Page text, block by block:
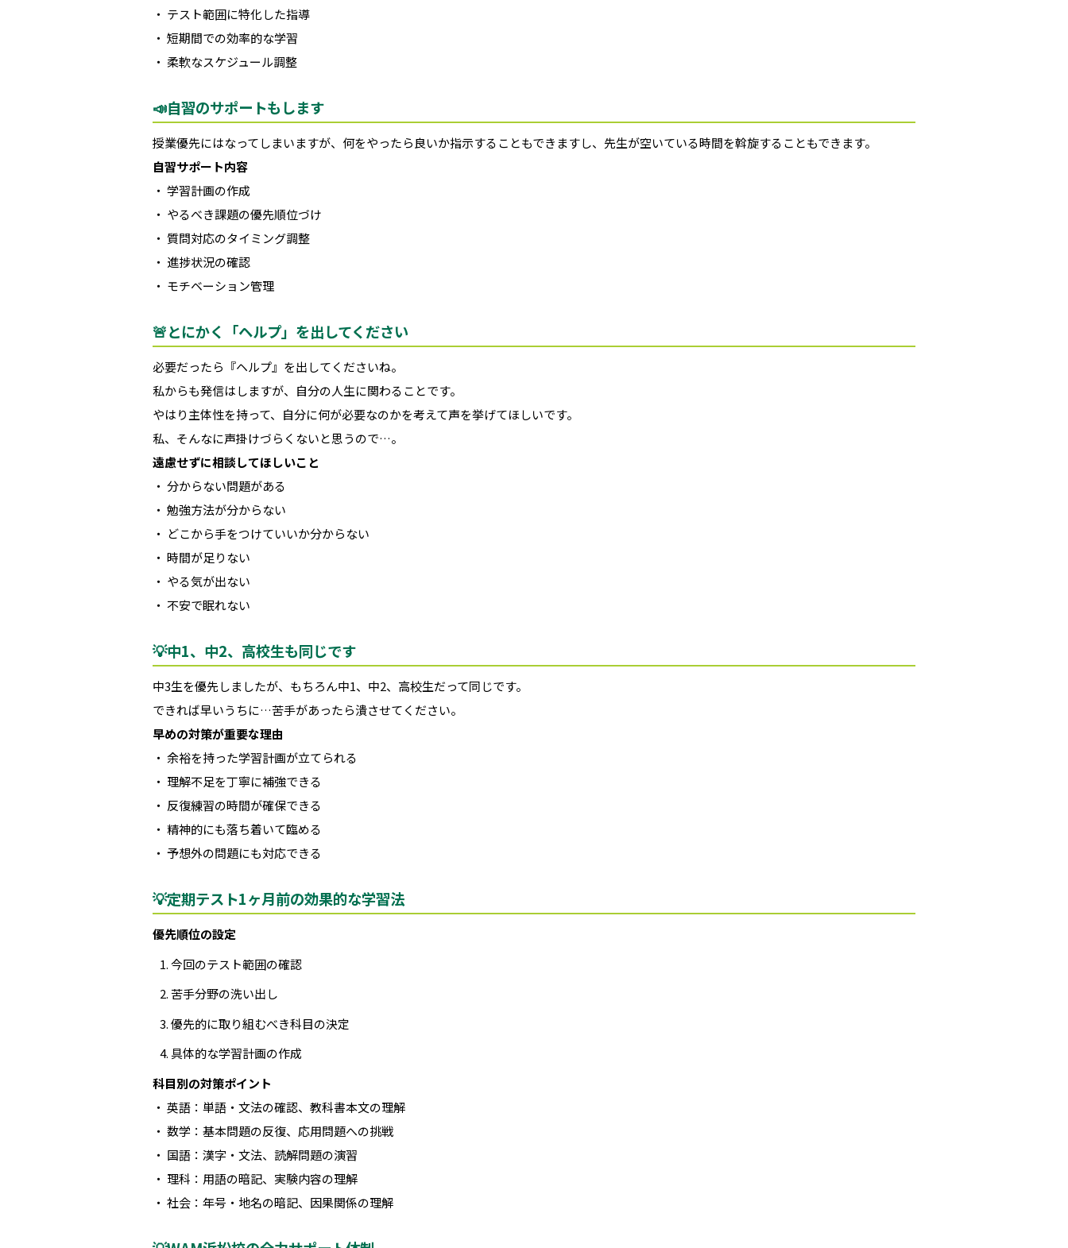
・ テスト範囲に特化した指導
・ 短期間での効率的な学習
・ 柔軟なスケジュール調整
📣自習のサポートもします
授業優先にはなってしまいますが、何をやったら良いか指示することもできますし、先生が空いている時間を斡旋することもできます。
自習サポート内容
・ 学習計画の作成
・ やるべき課題の優先順位づけ
・ 質問対応のタイミング調整
・ 進捗状況の確認
・ モチベーション管理
🚨とにかく「ヘルプ」を出してください
必要だったら『ヘルプ』を出してくださいね。
私からも発信はしますが、自分の人生に関わることです。
やはり主体性を持って、自分に何が必要なのかを考えて声を挙げてほしいです。
私、そんなに声掛けづらくないと思うので…。
遠慮せずに相談してほしいこと
・ 分からない問題がある
・ 勉強方法が分からない
・ どこから手をつけていいか分からない
・ 時間が足りない
・ やる気が出ない
・ 不安で眠れない
💡中1、中2、高校生も同じです
中3生を優先しましたが、もちろん中1、中2、高校生だって同じです。
できれば早いうちに…苦手があったら潰させてください。
早めの対策が重要な理由
・ 余裕を持った学習計画が立てられる
・ 理解不足を丁寧に補強できる
・ 反復練習の時間が確保できる
・ 精神的にも落ち着いて臨める
・ 予想外の問題にも対応できる
💡定期テスト1ヶ月前の効果的な学習法
優先順位の設定
今回のテスト範囲の確認
苦手分野の洗い出し
優先的に取り組むべき科目の決定
具体的な学習計画の作成
科目別の対策ポイント
・ 英語：単語・文法の確認、教科書本文の理解
・ 数学：基本問題の反復、応用問題への挑戦
・ 国語：漢字・文法、読解問題の演習
・ 理科：用語の暗記、実験内容の理解
・ 社会：年号・地名の暗記、因果関係の理解